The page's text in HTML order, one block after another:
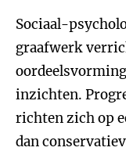
Sociaal-
graafwerk
inzichten.
richten zich op
dan